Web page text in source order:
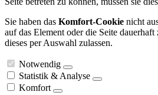
Sie haben das Komfort-Cookie nicht
auf das Element oder die Seite
dieses per Auswahl zulassen.
Notwendig
Statistik & Analyse
Komfort